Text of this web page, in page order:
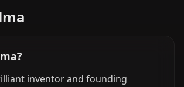
inventor and founding